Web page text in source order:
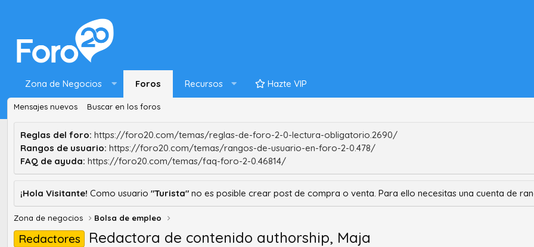
Zona de Negocios Foros Recursos Hazte VIP
Mensajes nuevos Buscar en los foros
Reglas del foro: https://foro20.com/temas/reglas-de-foro-2-0-lectura-obligatorio.2690/
Rangos de usuario: https://foro20.com/temas/rangos-de-usuario-en-foro-2-0.478/
FAQ de ayuda: https://foro20.com/temas/faq-foro-2-0.46814/
¡Hola Visitante! Como usuario "Turista" no es posible crear post de compra o venta. Para ello necesitas una cuenta de
Zona de negocios Bolsa de empleo
Redactores Redactora de contenido authorship, Maja